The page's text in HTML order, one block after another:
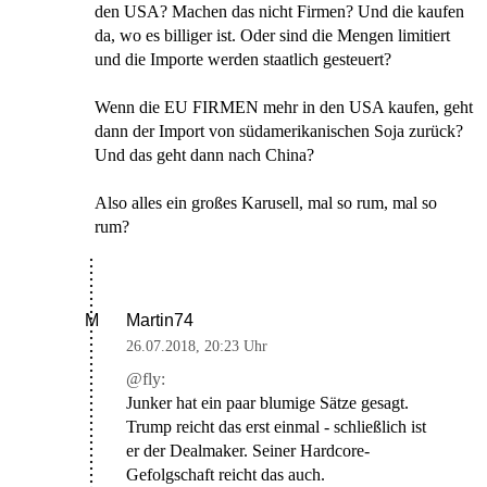
den USA? Machen das nicht Firmen? Und die kaufen
da, wo es billiger ist. Oder sind die Mengen limitiert
und die Importe werden staatlich gesteuert?
Wenn die EU FIRMEN mehr in den USA kaufen, geht
dann der Import von südamerikanischen Soja zurück?
Und das geht dann nach China?
Also alles ein großes Karusell, mal so rum, mal so
rum?
M Martin74
26.07.2018 20:23 Uhr
@fly:
Junker hat ein paar blumige Sätze gesagt.
Trump reicht das erst einmal - schließlich ist
er der Dealmaker. Seiner Hardcore-
Gefolgschaft reicht das auch.